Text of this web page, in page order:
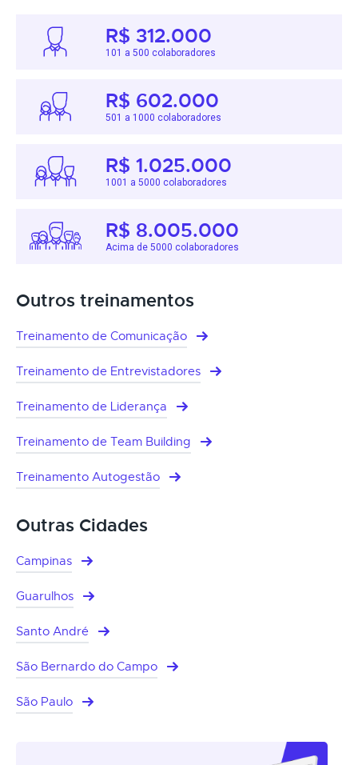
R$ 312.000
101 a 500 colaboradores
R$ 602.000
501 a 1000 colaboradores
R$ 1.025.000
1001 a 5000 colaboradores
R$ 8.005.000
Acima de 5000 colaboradores
Outros treinamentos
Treinamento de Comunicação
Treinamento de Entrevistadores
Treinamento de Liderança
Treinamento de Team Building
Treinamento Autogestão
Outras Cidades
Campinas
Guarulhos
Santo André
São Bernardo do Campo
São Paulo